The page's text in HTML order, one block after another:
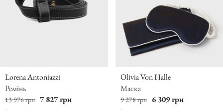
Lorena Antoniazzi
Ремінь
13 976 грн 7 827 грн
Olivia Von Halle
Маска
9 278 грн 6 309 грн